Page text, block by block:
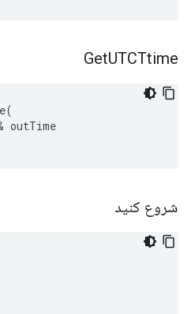
GetUTCTtime
outTime
شروع کنید